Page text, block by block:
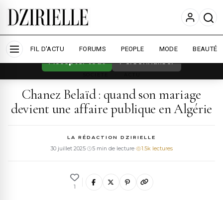
Nous utilisons des cookies pour améliorer
votre expérience et mesurer l'audience. En
Accepter tout Personnaliser
FIL D'ACTU FORUMS PEOPLE MODE BEAUTÉ
Chanez Belaïd : quand son mariage
devient une affaire publique en Algérie
LA RÉDACTION DZIRIELLE
30 juillet 2025· 5 min de lecture· 1.5k lectures
1